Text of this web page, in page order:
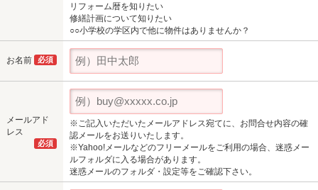
リフォーム暦を知りたい
修繕計画について知りたい
○○小学校の学区内で他に物件はありませんか？
お名前 必須
メールアド
レス
必須
※ご記入いただいたメールアドレス宛てに、お問合せ内容の確
認メールをお送りいたします。
※Yahoo!メールなどのフリーメールをご利用の場合、迷惑メー
ルフォルダに入る場合があります。
迷惑メールのフォルダ・設定等をご確認下さい。